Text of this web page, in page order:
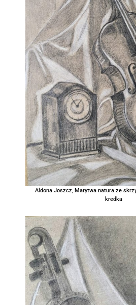
Aldona Joszcz, Marytwa natura ze
kredka